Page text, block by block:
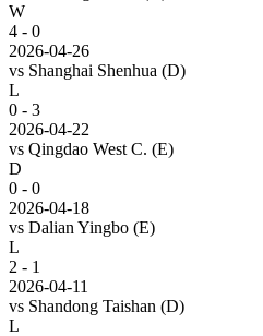
W
4 - 0
2026-04-26
vs Shanghai Shenhua (D)
L
0 - 3
2026-04-22
vs Qingdao West C. (E)
D
0 - 0
2026-04-18
vs Dalian Yingbo (E)
L
2 - 1
2026-04-11
vs Shandong Taishan (D)
L